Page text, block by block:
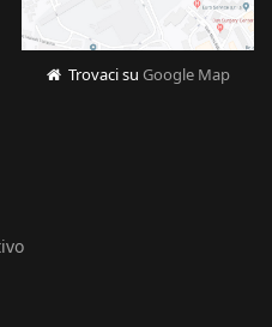
Trovaci su Google Map